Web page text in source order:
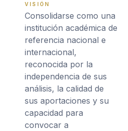
VISIÓN
Consolidarse como una
institución académica de
referencia nacional e
internacional,
reconocida por la
independencia de sus
análisis, la calidad de
sus aportaciones y su
capacidad para
convocar a